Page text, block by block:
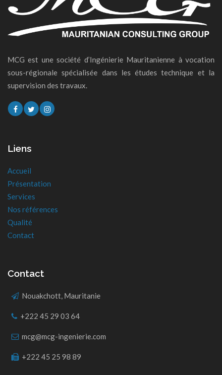
MCG est une société d’Ingénierie Mauritanienne à vocation
sous-régionale spécialisée dans les études technique et la
supervision des travaux.
Liens
Accueil
Présentation
Services
Nos références
Qualité
Contact
Contact
Nouakchott, Mauritanie
+222 45 29 03 64
mcg@mcg-ingenierie.com
+222 45 25 98 89